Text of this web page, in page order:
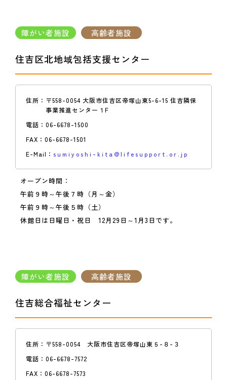
障がい者施設 高齢者施設
住吉区北地域包括支援センター
住所： 〒558-0054 大阪市住吉区帝塚山東5-6-15 住吉隣保
事業推進センター１F
電話： 06-6678-1500
FAX： 06-6678-1501
E-Mail： sumiyoshi-kita@lifesupport.or.jp
オープン時間：
午前９時～午後７時（月～金）
午前９時～午後５時（土）
休館日は日曜日・祝日 12月29日～1月3日です。
障がい者施設 高齢者施設
住吉総合福祉センター
住所： 〒558-0054 大阪市住吉区帝塚山東５-８-３
電話： 06-6678-7572
FAX： 06-6678-7573